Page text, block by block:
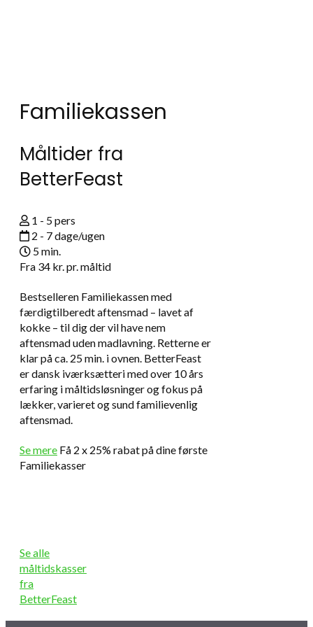
Familiekassen
Måltider fra
BetterFeast
1 - 5 pers
2 - 7 dage/ugen
5 min.
Fra 34 kr.pr. måltid
Bestselleren Familiekassen med
færdigtilberedt aftensmad – lavet af
kokke – til dig der vil have nem
aftensmad uden madlavning. Retterne er
klar på ca. 25 min. i ovnen. BetterFeast
er dansk iværksætteri med over 10 års
erfaring i måltidsløsninger og fokus på
lækker, varieret og sund familievenlig
aftensmad.
Se mere Få 2 x 25% rabat på dine første
Familiekasser
Se alle
måltidskasser
fra
BetterFeast